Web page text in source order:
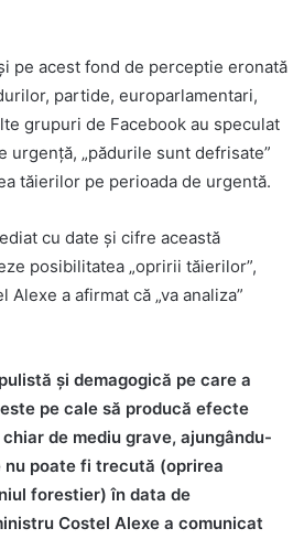
pe acest fond de perceptie eronată
partide, europarlamentari,
grupuri de Facebook au speculat
urgență, „pădurile sunt defrisate”
tăierilor pe perioada de urgentă.
cu date și cifre această
posibilitatea „opririi tăierilor”,
a afirmat că „va analiza”
și demagogică pe care a
pe cale să producă efecte
de mediu grave, ajungându-
nu poate fi trecută (oprirea
forestier) în data de
Costel Alexe a comunicat